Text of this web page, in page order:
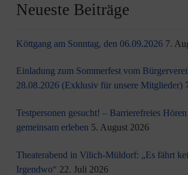
Neueste Beiträge
Köttgang am Sonntag, den 06.09.2026 7.
Einladung zum Sommerfest vom
28.08.2026 (Exklusiv für unsere Mitglieder)
Testpersonen gesucht! – Barrierefreies
gemeinsam erleben 5. August 2026
Theaterabend in Vilich-Müldorf: „Es fährt
Irgendwo“ 22. Juli 2026